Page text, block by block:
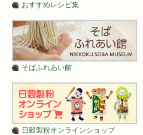
おすすめレシピ集
そばふれあい館
日穀製粉オンラインショップ